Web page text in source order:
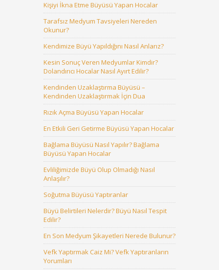
Kişiyi İkna Etme Büyüsü Yapan Hocalar
Tarafsız Medyum Tavsiyeleri Nereden
Okunur?
Kendimize Büyü Yapıldığını Nasıl Anlarız?
Kesin Sonuç Veren Medyumlar Kimdir?
Dolandırıcı Hocalar Nasıl Ayırt Edilir?
Kendinden Uzaklaştırma Büyüsü –
Kendinden Uzaklaştırmak İçin Dua
Rızık Açma Büyüsü Yapan Hocalar
En Etkili Geri Getirme Büyüsü Yapan Hocalar
Bağlama Büyüsü Nasıl Yapılır? Bağlama
Büyüsü Yapan Hocalar
Evliliğimizde Büyü Olup Olmadığı Nasıl
Anlaşılır?
Soğutma Büyüsü Yaptıranlar
Büyü Belirtileri Nelerdir? Büyü Nasıl Tespit
Edilir?
En Son Medyum Şikayetleri Nerede Bulunur?
Vefk Yaptırmak Caiz Mi? Vefk Yaptıranların
Yorumları